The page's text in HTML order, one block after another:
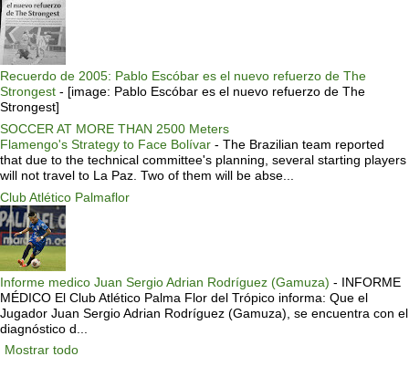
Recuerdo de 2005: Pablo Escóbar es el nuevo refuerzo de The
Strongest - [image: Pablo Escóbar es el nuevo refuerzo de The
Strongest]
SOCCER AT MORE THAN 2500 Meters
Flamengo's Strategy to Face Bolívar - The Brazilian team reported
that due to the technical committee's planning, several starting players
will not travel to La Paz. Two of them will be abse...
Club Atlético Palmaflor
Informe medico Juan Sergio Adrian Rodríguez (Gamuza) - INFORME
MÉDICO El Club Atlético Palma Flor del Trópico informa: Que el
Jugador Juan Sergio Adrian Rodríguez (Gamuza), se encuentra con el
diagnóstico d...
Mostrar todo